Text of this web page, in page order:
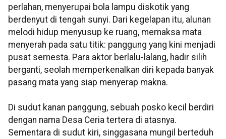
perlahan, menyerupai bola lampu diskotik yang
berdenyut di tengah sunyi. Dari kegelapan itu, alunan
melodi hidup menyusup ke ruang, memaksa mata
menyerah pada satu titik: panggung yang kini menjadi
pusat semesta. Para aktor berlalu-lalang, hadir silih
berganti, seolah memperkenalkan diri kepada banyak
pasang mata yang siap menyerap makna.
Di sudut kanan panggung, sebuah posko kecil berdiri
dengan nama Desa Ceria tertera di atasnya.
Sementara di sudut kiri, singgasana mungil berteduh